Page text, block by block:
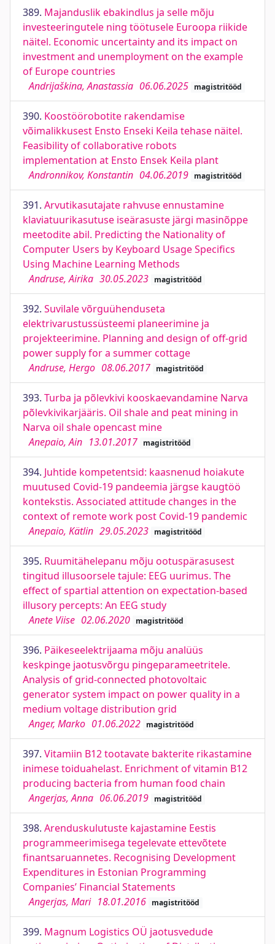
389. Majanduslik ebakindlus ja selle mõju
investeeringutele ning töötusele Euroopa riikide
näitel. Economic uncertainty and its impact on
investment and unemployment on the example
of Europe countries
Andrijaškina, Anastassia 06.06.2025 magistritööd
390. Koostöörobotite rakendamise
võimalikkusest Ensto Enseki Keila tehase näitel.
Feasibility of collaborative robots
implementation at Ensto Ensek Keila plant
Andronnikov, Konstantin 04.06.2019 magistritööd
391. Arvutikasutajate rahvuse ennustamine
klaviatuurikasutuse iseärasuste järgi masinõppe
meetodite abil. Predicting the Nationality of
Computer Users by Keyboard Usage Specifics
Using Machine Learning Methods
Andruse, Airika 30.05.2023 magistritööd
392. Suvilale võrguühenduseta
elektrivarustussüsteemi planeerimine ja
projekteerimine. Planning and design of off-grid
power supply for a summer cottage
Andruse, Hergo 08.06.2017 magistritööd
393. Turba ja põlevkivi kooskaevandamine Narva
põlevkivikarjääris. Oil shale and peat mining in
Narva oil shale opencast mine
Anepaio, Ain 13.01.2017 magistritööd
394. Juhtide kompetentsid: kaasnenud hoiakute
muutused Covid-19 pandeemia järgse kaugtöö
kontekstis. Associated attitude changes in the
context of remote work post Covid-19 pandemic
Anepaio, Kätlin 29.05.2023 magistritööd
395. Ruumitähelepanu mõju ootuspärasusest
tingitud illusoorsele tajule: EEG uurimus. The
effect of spartial attention on expectation-based
illusory percepts: An EEG study
Anete Viise 02.06.2020 magistritööd
396. Päikeseelektrijaama mõju analüüs
keskpinge jaotusvõrgu pingeparameetritele.
Analysis of grid-connected photovoltaic
generator system impact on power quality in a
medium voltage distribution grid
Anger, Marko 01.06.2022 magistritööd
397. Vitamiin B12 tootavate bakterite rikastamine
inimese toiduahelast. Enrichment of vitamin B12
producing bacteria from human food chain
Angerjas, Anna 06.06.2019 magistritööd
398. Arenduskulutuste kajastamine Eestis
programmeerimisega tegelevate ettevõtete
finantsaruannetes. Recognising Development
Expenditures in Estonian Programming
Companies’ Financial Statements
Angerjas, Mari 18.01.2016 magistritööd
399. Magnum Logistics OÜ jaotusvedude